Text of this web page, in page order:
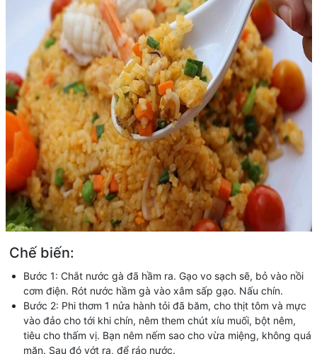
Chế biến:
Bước 1: Chắt nước gà đã hầm ra. Gạo vo sạch sẽ, bỏ vào nồi
cơm điện. Rót nước hầm gà vào xâm sấp gạo. Nấu chín.
Bước 2: Phi thơm 1 nửa hành tỏi đã băm, cho thịt tôm và mực
vào đảo cho tới khi chín, nêm them chút xíu muối, bột nêm,
tiêu cho thấm vị. Bạn nêm nếm sao cho vừa miệng, không quá
mặn. Sau đó vớt ra, để ráo nước.